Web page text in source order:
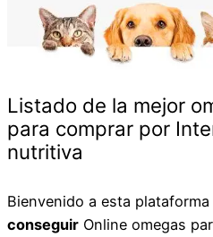
Listado de la mejor
para comprar por
nutritiva
Bienvenido a esta
conseguir Online omegas